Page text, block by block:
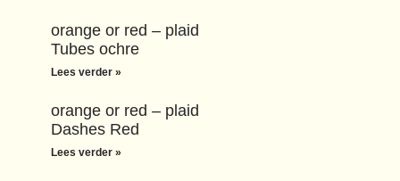
orange or red – plaid
Tubes ochre
Lees verder »
orange or red – plaid
Dashes Red
Lees verder »